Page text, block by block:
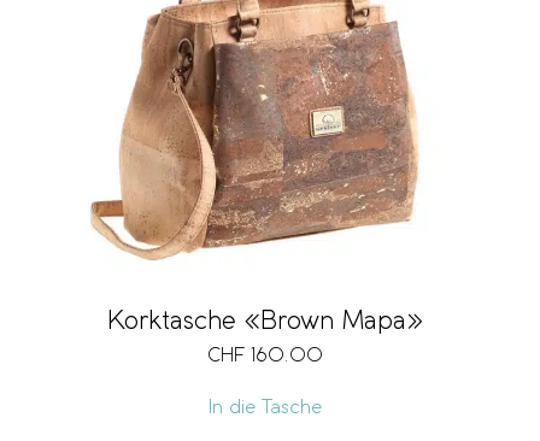
Korktasche «Brown Mapa»
CHF 160.00
In die Tasche